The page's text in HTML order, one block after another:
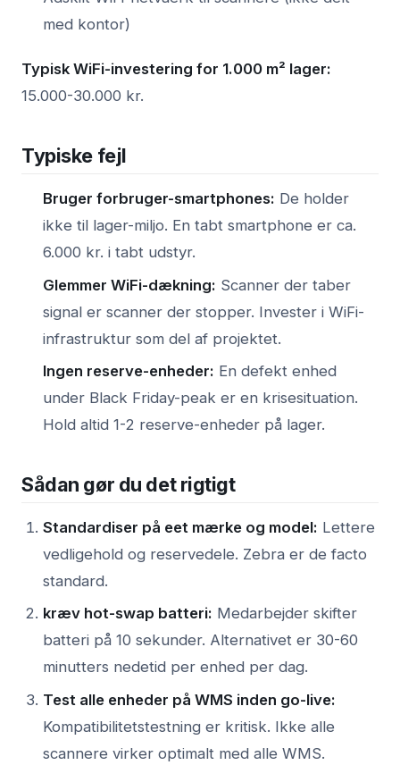
med kontor)
Typisk WiFi-investering for 1.000 m² lager:
15.000-30.000 kr.
Typiske fejl
Bruger forbruger-smartphones: De holder
ikke til lager-miljo. En tabt smartphone er ca.
6.000 kr. i tabt udstyr.
Glemmer WiFi-dækning: Scanner der taber
signal er scanner der stopper. Invester i WiFi-
infrastruktur som del af projektet.
Ingen reserve-enheder: En defekt enhed
under Black Friday-peak er en krisesituation.
Hold altid 1-2 reserve-enheder på lager.
Sådan gør du det rigtigt
Standardiser på eet mærke og model: Lettere
vedligehold og reservedele. Zebra er de facto
standard.
kræv hot-swap batteri: Medarbejder skifter
batteri på 10 sekunder. Alternativet er 30-60
minutters nedetid per enhed per dag.
Test alle enheder på WMS inden go-live:
Kompatibilitetstestning er kritisk. Ikke alle
scannere virker optimalt med alle WMS.